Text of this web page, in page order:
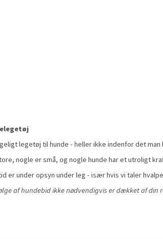
legetøj til hunde - heller ikke indenfor det man
nogle er små, og nogle hunde har et utroligt
er under opsyn under leg - især hvis vi taler
af hundebid ikke nødvendigvis er dækket af